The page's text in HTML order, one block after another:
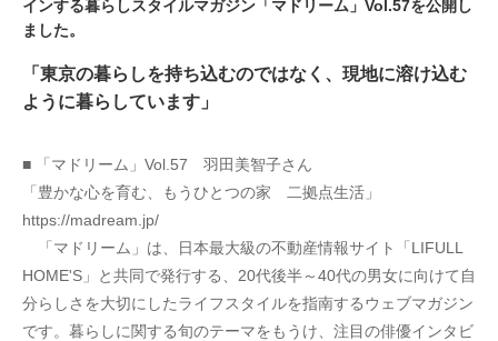
インする暮らしスタイルマガジン「マドリーム」Vol.57を公開し
ました。
「東京の暮らしを持ち込むのではなく、現地に溶け込む
ように暮らしています」
■ 「マドリーム」Vol.57　羽田美智子さん
「豊かな心を育む、もうひとつの家　二拠点生活」
https://madream.jp/
「マドリーム」は、日本最大級の不動産情報サイト「LIFULL
HOME'S」と共同で発行する、20代後半～40代の男女に向けて自
分らしさを大切にしたライフスタイルを指南するウェブマガジン
です。暮らしに関する旬のテーマをもうけ、注目の俳優インタビ